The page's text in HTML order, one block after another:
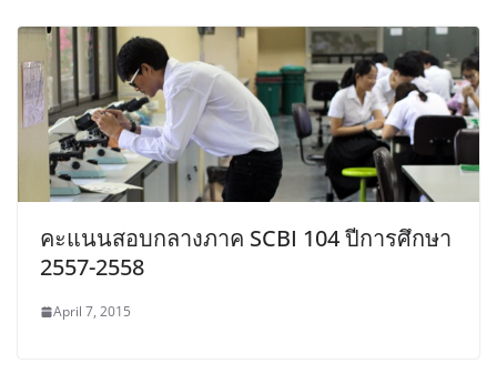
คะแนนสอบกลางภาค SCBI 104 ปีการศึกษา
2557-2558
April 7, 2015